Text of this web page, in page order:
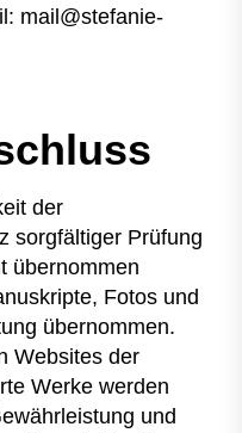
mail@stefanie-
der
sorgfältiger Prüfung
übernommen
Fotos und
übernommen.
Websites der
Werke werden
und